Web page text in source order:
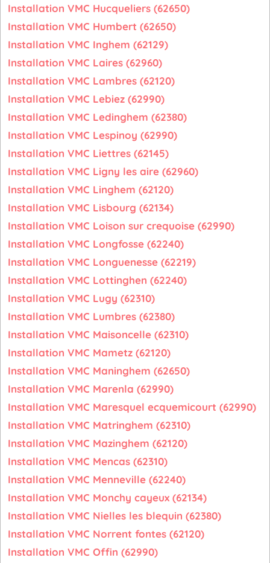
Installation VMC Hucqueliers (62650)
Installation VMC Humbert (62650)
Installation VMC Inghem (62129)
Installation VMC Laires (62960)
Installation VMC Lambres (62120)
Installation VMC Lebiez (62990)
Installation VMC Ledinghem (62380)
Installation VMC Lespinoy (62990)
Installation VMC Liettres (62145)
Installation VMC Ligny les aire (62960)
Installation VMC Linghem (62120)
Installation VMC Lisbourg (62134)
Installation VMC Loison sur crequoise (62990)
Installation VMC Longfosse (62240)
Installation VMC Longuenesse (62219)
Installation VMC Lottinghen (62240)
Installation VMC Lugy (62310)
Installation VMC Lumbres (62380)
Installation VMC Maisoncelle (62310)
Installation VMC Mametz (62120)
Installation VMC Maninghem (62650)
Installation VMC Marenla (62990)
Installation VMC Maresquel ecquemicourt (62990)
Installation VMC Matringhem (62310)
Installation VMC Mazinghem (62120)
Installation VMC Mencas (62310)
Installation VMC Menneville (62240)
Installation VMC Monchy cayeux (62134)
Installation VMC Nielles les blequin (62380)
Installation VMC Norrent fontes (62120)
Installation VMC Offin (62990)